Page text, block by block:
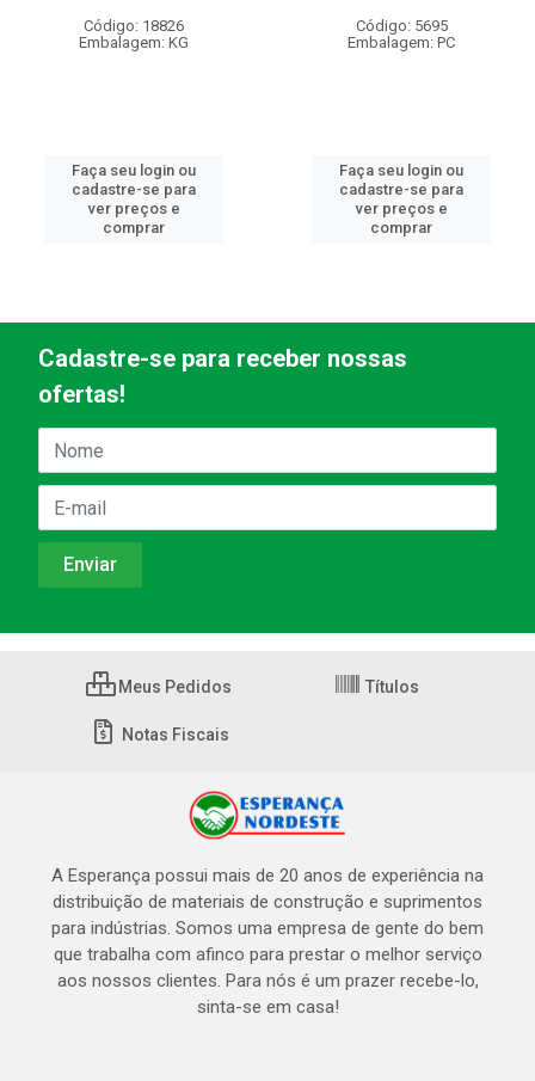
Código: 18826
Embalagem: KG
Faça seu login ou
cadastre-se para
ver preços e
comprar
Código: 5695
Embalagem: PC
Faça seu login ou
cadastre-se para
ver preços e
comprar
Cadastre-se para receber nossas
ofertas!
Meus Pedidos Títulos
Notas Fiscais
A Esperança possui mais de 20 anos de experiência na
distribuição de materiais de construção e suprimentos
para indústrias. Somos uma empresa de gente do bem
que trabalha com afinco para prestar o melhor serviço
aos nossos clientes. Para nós é um prazer recebe-lo,
sinta-se em casa!